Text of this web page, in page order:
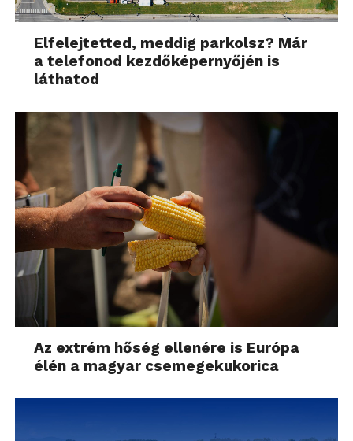
Elfelejtetted, meddig parkolsz? Már
a telefonod kezdőképernyőjén is
láthatod
Az extrém hőség ellenére is Európa
élén a magyar csemegekukorica